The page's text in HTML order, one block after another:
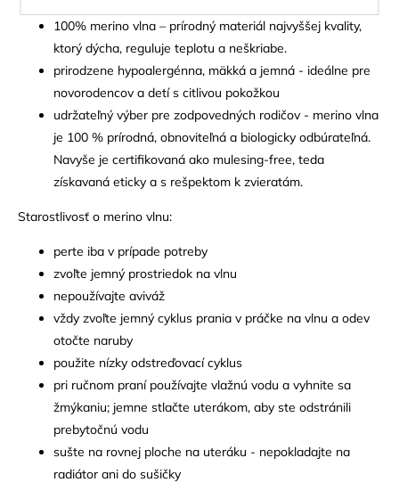
100% merino vlna – prírodný materiál najvyššej kvality,
ktorý dýcha, reguluje teplotu a neškriabe.
prirodzene hypoalergénna, mäkká a jemná - ideálne pre
novorodencov a detí s citlivou pokožkou
udržateľný výber pre zodpovedných rodičov - merino vlna
je 100 % prírodná, obnoviteľná a biologicky odbúrateľná.
Navyše je certifikovaná ako mulesing-free, teda
získavaná eticky a s rešpektom k zvieratám.
Starostlivosť o merino vlnu:
perte iba v prípade potreby
zvoľte jemný prostriedok na vlnu
nepoužívajte aviváž
vždy zvoľte jemný cyklus prania v práčke na vlnu a odev
otočte naruby
použite nízky odstreďovací cyklus
pri ručnom praní používajte vlažnú vodu a vyhnite sa
žmýkaniu; jemne stlačte uterákom, aby ste odstránili
prebytočnú vodu
sušte na rovnej ploche na uteráku - nepokladajte na
radiátor ani do sušičky